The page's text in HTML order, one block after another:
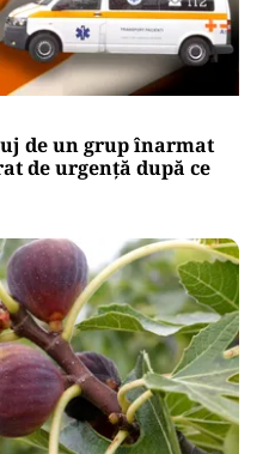
de un grup înarmat
de urgență după ce